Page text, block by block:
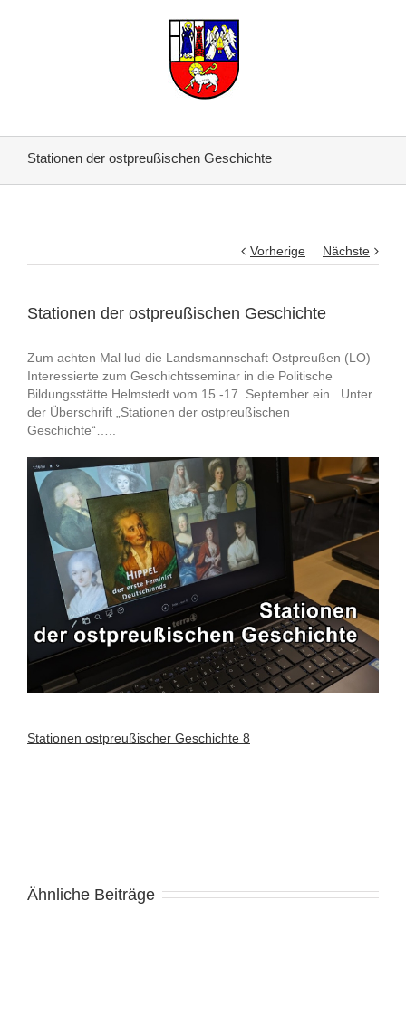
Stationen der ostpreußischen Geschichte
Vorherige Nächste
Stationen der ostpreußischen Geschichte
Zum achten Mal lud die Landsmannschaft Ostpreußen (LO)
Interessierte zum Geschichtsseminar in die Politische
Bildungsstätte Helmstedt vom 15.-17. September ein. Unter
der Überschrift „Stationen der ostpreußischen
Geschichte“…..
Stationen ostpreußischer Geschichte 8
Ähnliche Beiträge